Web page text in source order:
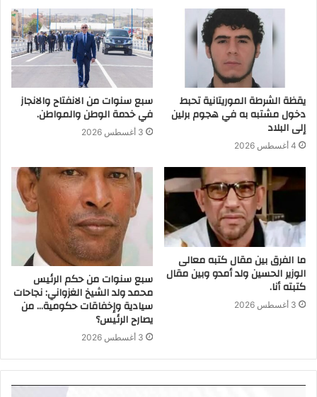
يقظة الشرطة الموريتانية تحبط
دخول مشتبه به في هجوم برلين
إلى البلاد
4 أغسطس 2026
سبع سنوات من الانفتاح والانجاز
في خدمة الوطن والمواطن.
3 أغسطس 2026
ما الفرق بين مقال كتبه معالى
الوزير الحسين ولد أمدو وبين مقال
كتبته أنا.
3 أغسطس 2026
سبع سنوات من حكم الرئيس
محمد ولد الشيخ الغزواني: نجاحات
سيادية وإخفاقات حكومية… من
يصارح الرئيس؟
3 أغسطس 2026